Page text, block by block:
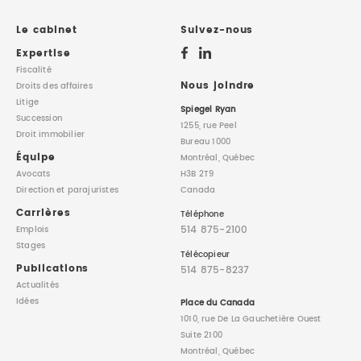
PROPRIÉTÉ INTELLECTUELLE
DROIT DE LA FAMILLE
Le cabinet
Expertise
Fiscalité
Droits des affaires
Litige
Succession
Droit immobilier
Équipe
Avocats
Directionet parajuristes
Carrières
Emplois
Stages
Publications
Actualités
Idées
Suivez-nous
Nous joindre
Spiegel Ryan
1255, rue Peel
Bureau 1000
Montréal, Québec
H3B 2T9
Canada
Téléphone
514 875-2100
Télécopieur
514 875-8237
Place du Canada
1010, rue De La Gauchetière Ouest
Suite 2100
Montréal, Québec